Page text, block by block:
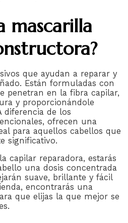
mascarilla
que ayudan a reparar y
Están formuladas con
penetran en la fibra capilar,
y proporcionándole
diferencia de los
ofrecen una
para aquellos cabellos que
significativo.
capilar reparadora, estarás
una dosis concentrada
suave, brillante y fácil
encontrarás una
que elijas la que mejor se